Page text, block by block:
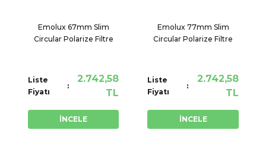
Emolux 67mm Slim
Circular Polarize Filtre
Liste
Fiyatı
2.742,58
TL
İNCELE
Emolux 77mm Slim
Circular Polarize Filtre
Liste
Fiyatı
2.742,58
TL
İNCELE